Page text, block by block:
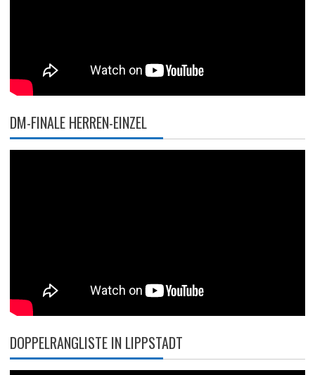
DM-FINALE HERREN-EINZEL
DOPPELRANGLISTE IN LIPPSTADT